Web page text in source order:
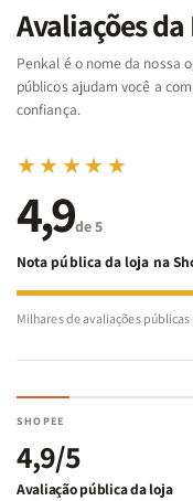
Bíblia
-
Penkal
da
-
Avaliações
Penkal é o nome da nossa
públicos ajudam você a
confiança.
★★★★★
4,9de 5
Nota pública da loja na
Milhares de avaliações
SHOPEE
4,9/5
Avaliação pública da loja